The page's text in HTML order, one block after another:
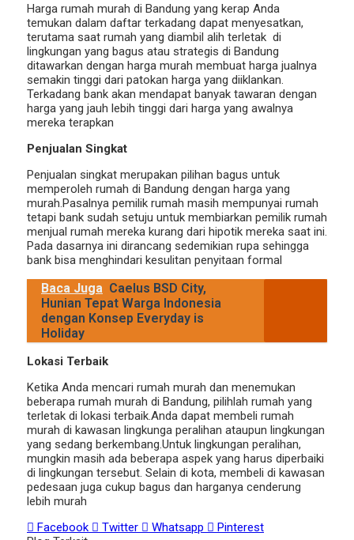
Harga rumah murah di Bandung yang kerap Anda
temukan dalam daftar terkadang dapat menyesatkan,
terutama saat rumah yang diambil alih terletak di
lingkungan yang bagus atau strategis di Bandung
ditawarkan dengan harga murah membuat harga jualnya
semakin tinggi dari patokan harga yang diiklankan.
Terkadang bank akan mendapat banyak tawaran dengan
harga yang jauh lebih tinggi dari harga yang awalnya
mereka terapkan
Penjualan Singkat
Penjualan singkat merupakan pilihan bagus untuk
memperoleh rumah di Bandung dengan harga yang
murah.Pasalnya pemilik rumah masih mempunyai rumah
tetapi bank sudah setuju untuk membiarkan pemilik rumah
menjual rumah mereka kurang dari hipotik mereka saat ini.
Pada dasarnya ini dirancang sedemikian rupa sehingga
bank bisa menghindari kesulitan penyitaan formal
Baca Juga Caelus BSD City,
Hunian Tepat Warga Indonesia
dengan Konsep Everyday is
Holiday
Lokasi Terbaik
Ketika Anda mencari rumah murah dan menemukan
beberapa rumah murah di Bandung, pilihlah rumah yang
terletak di lokasi terbaik.Anda dapat membeli rumah
murah di kawasan lingkunga peralihan ataupun lingkungan
yang sedang berkembang.Untuk lingkungan peralihan,
mungkin masih ada beberapa aspek yang harus diperbaiki
di lingkungan tersebut. Selain di kota, membeli di kawasan
pedesaan juga cukup bagus dan harganya cenderung
lebih murah
Facebook
Twitter Whatsapp
Pinterest